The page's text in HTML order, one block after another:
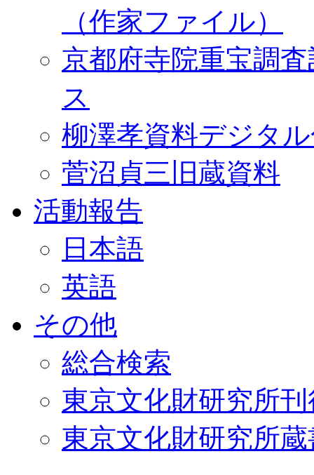
（作家ファイル）
京都府寺院重宝調
ス
柳澤孝資料デジタ
菅沼貞三旧蔵資料
活動報告
日本語
英語
その他
総合検索
東京文化財研究所
東京文化財研究所